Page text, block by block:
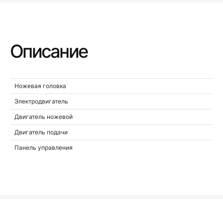
Описание
Ножевая головка
Электродвигатель
Двигатель ножевой
Двигатель подачи
Панель управления